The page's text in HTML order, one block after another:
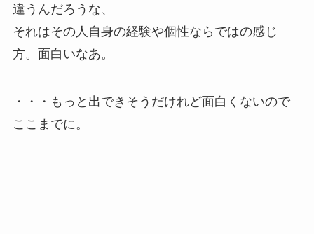
違うんだろうな、
それはその人自身の経験や個性ならではの感じ
方。面白いなあ。
・・・もっと出できそうだけれど面白くないので
ここまでに。